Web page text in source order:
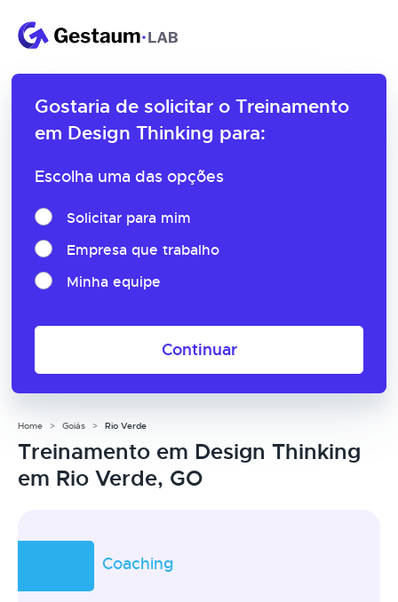
Gostaria de solicitar o Treinamento
em Design Thinking para:
Escolha uma das opções
Solicitar para mim
Empresa que trabalho
Minha equipe
Continuar
Home Goiás Rio Verde
Treinamento em Design Thinking
em Rio Verde, GO